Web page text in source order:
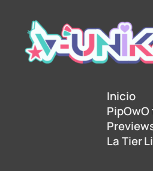
Inicio
La Tier